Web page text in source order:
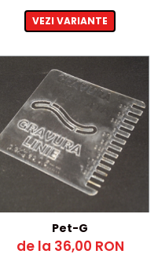
VEZI VARIANTE
Pet-G
de la 36,00 RON